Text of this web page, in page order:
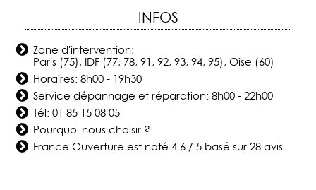
INFOS
Zone d'intervention:
Paris (75), IDF (77, 78, 91, 92, 93, 94, 95), Oise (60)
Horaires: 8h00 - 19h30
Service dépannage et réparation: 8h00 - 22h00
Tél:01 85 15 08 05
Pourquoi nous choisir ?
France Ouverture est noté4.6 /5 basé sur28avis